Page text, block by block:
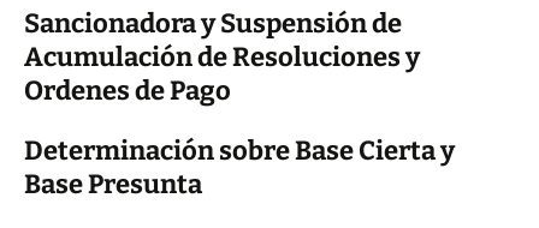
Sancionadora y Suspensión de
Acumulación de Resoluciones y
Ordenes de Pago
Determinación sobre Base Cierta y
Base Presunta